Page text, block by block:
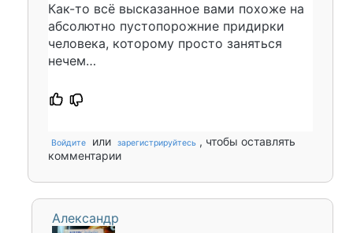
Как-то всё высказанное вами похоже на
абсолютно пустопорожние придирки
человека, которому просто заняться
нечем…
Войдите или зарегистрируйтесь , чтобы оставлять
комментарии
Александр